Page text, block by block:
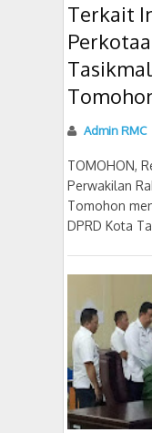
Terkait
Admin RMC
TOMOHON,
Perwakilan
Tomohon
DPRD Kota